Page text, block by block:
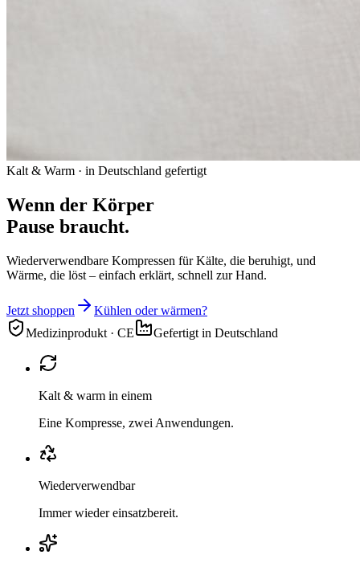
Kalt & Warm · in Deutschland gefertigt
Wenn der Körper
Pause braucht.
Wiederverwendbare Kompressen für Kälte, die beruhigt, und
Wärme, die löst – einfach erklärt, schnell zur Hand.
Jetzt shoppen
Kühlen oder wärmen?
Medizinprodukt · CE
Gefertigt in Deutschland
Kalt & warm in einem
Eine Kompresse, zwei Anwendungen.
Wiederverwendbar
Immer wieder einsatzbereit.